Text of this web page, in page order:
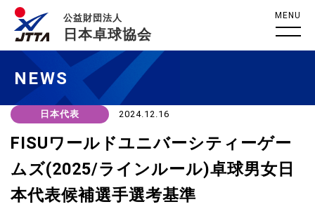
公益財団法人
日本卓球協会
MENU
NEWS
日本代表 2024.12.16
FISUワールドユニバーシティーゲー
ムズ(2025/ラインルール)卓球男女日
本代表候補選手選考基準